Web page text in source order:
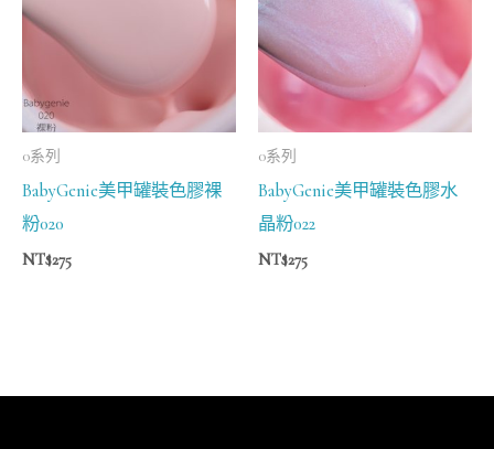
0系列
BabyGenie美甲罐裝色膠裸
粉020
NT$275
0系列
BabyGenie美甲罐裝色膠水
晶粉022
NT$275